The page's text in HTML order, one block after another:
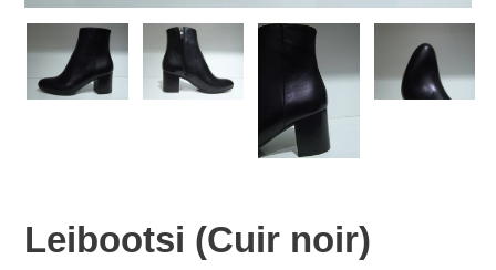
Leibootsi (Cuir noir)